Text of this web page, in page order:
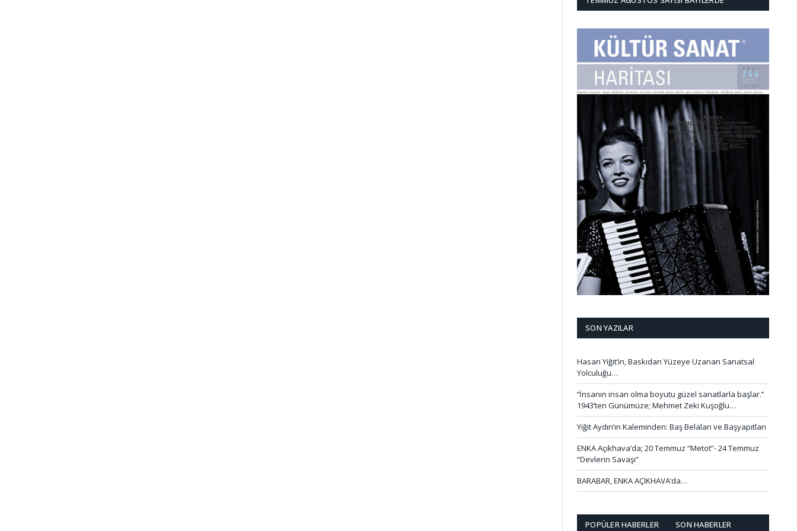
SON YAZILAR
Hasan Yiğit’in, Baskıdan Yüzeye Uzanan Sanatsal
Yolculuğu…
‘’İnsanın insan olma boyutu güzel sanatlarla başlar.’’
1943’ten Günümüze; Mehmet Zeki Kuşoğlu…
Yiğit Aydın’ın Kaleminden: Baş Belaları ve Başyapıtları
ENKA Açıkhava’da; 20 Temmuz “Metot”- 24 Temmuz
“Devlerin Savaşı”
BARABAR, ENKA AÇIKHAVA’da…
POPÜLER HABERLER SON HABERLER